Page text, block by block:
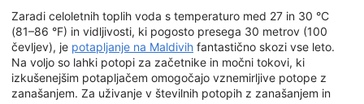
Zaradi celoletnih toplih voda s temperaturo med 27 in 30 °C
(81–86 °F) in vidljivosti, ki pogosto presega 30 metrov (100
čevljev), je potapljanje na Maldivih fantastično skozi vse leto.
Na voljo so lahki potopi za začetnike in močni tokovi, ki
izkušenejšim potapljačem omogočajo vznemirljive potope z
zanašanjem. Za uživanje v številnih potopih z zanašanjem in